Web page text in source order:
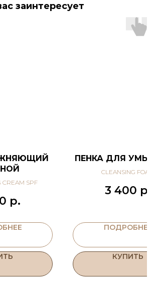
заинтересует
CREAM SPF
р.
ПЕНКА ДЛЯ
CLEANSING FOAM
3 400 р.
ПОДРОБНЕЕ
КУПИТЬ